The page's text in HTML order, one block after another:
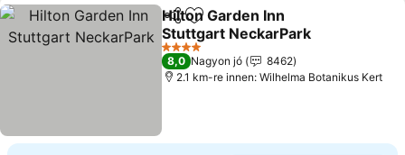
Megosztás
Hozzáadás a kedvencekhez
Hilton Garden Inn
Stuttgart NeckarPark
4 Kategória
8,0 Nagyon jó
8462
2.1 km-re innen: Wilhelma Botanikus Kert